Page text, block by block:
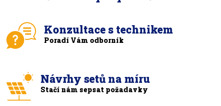
Konzultace s technikem
Poradí Vám odborník
Návrhy setů na míru
Stačí nám sepsat požadavky